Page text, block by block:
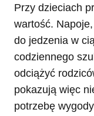
Przy dzieciach
wartość.
do jedzenia w
codziennego
odciążyć
pokazują więc
potrzebę